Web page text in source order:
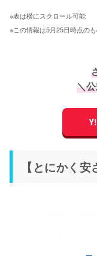
※表は横にスクロール可能
※この情報は5月25日時点のも
＼
【とにかく